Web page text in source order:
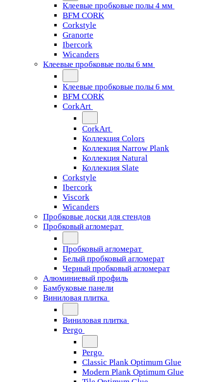
Клеевые пробковые полы 4 мм
BFM CORK
Corkstyle
Granorte
Ibercork
Wicanders
Клеевые пробковые полы 6 мм
Клеевые пробковые полы 6 мм
BFM CORK
CorkArt
CorkArt
Коллекция Colors
Коллекция Narrow Plank
Коллекция Natural
Коллекция Slate
Corkstyle
Ibercork
Viscork
Wicanders
Пробковые доски для стендов
Пробковый агломерат
Пробковый агломерат
Белый пробковый агломерат
Черный пробковый агломерат
Алюминиевый профиль
Бамбуковые панели
Виниловая плитка
Виниловая плитка
Pergo
Pergo
Classic Plank Optimum Glue
Modern Plank Optimum Glue